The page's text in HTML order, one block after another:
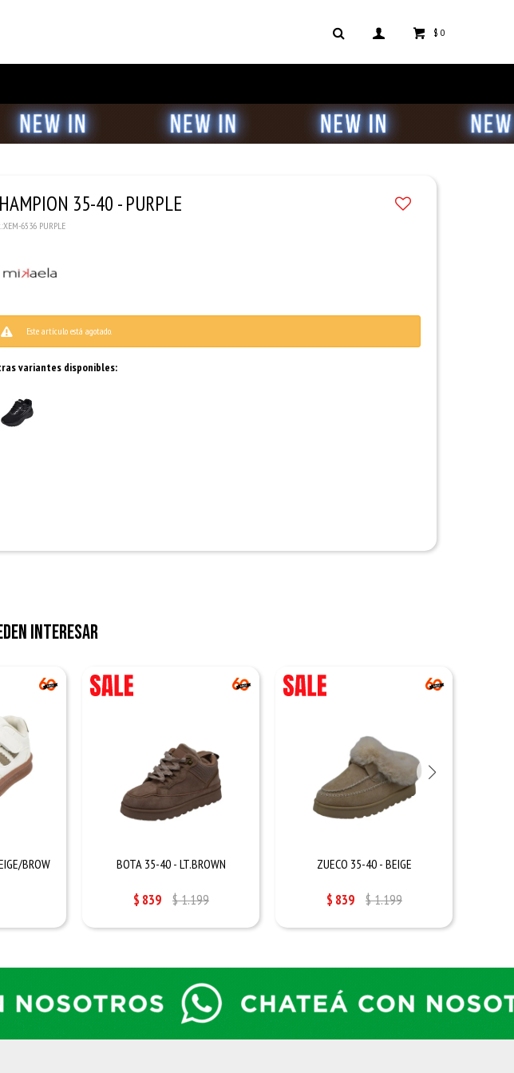
$ 0
35-40 - PURPLE
XEM-6536 PURPLE
Este artículo está agotado.
variantes disponibles:
interesar
BROW BOTA 35-40 - LT.BROWN
$ 839 $1.199
ZUECO 35-40 - BEIGE
$ 839 $1.199